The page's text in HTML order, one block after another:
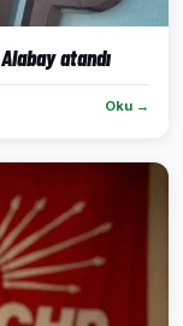
atandı
Oku →